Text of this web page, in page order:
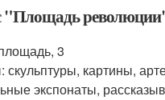
"Площадь
3
картины,
экспонаты,